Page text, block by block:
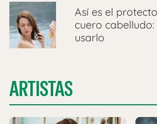
Así es el
cuero
usarlo
ARTISTAS